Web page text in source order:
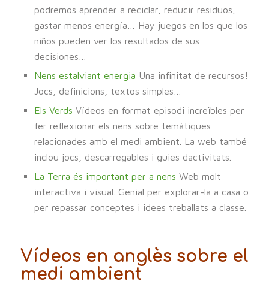
podremos aprender a reciclar, reducir residuos,
gastar menos energía… Hay juegos en los que los
niños pueden ver los resultados de sus
decisiones…
Nens estalviant energia Una infinitat de recursos!
Jocs, definicions, textos simples…
Els Verds Vídeos en format episodi increïbles per
fer reflexionar els nens sobre temàtiques
relacionades amb el medi ambient. La web també
inclou jocs, descarregables i guies dactivitats.
La Terra és important per a nens Web molt
interactiva i visual. Genial per explorar-la a casa o
per repassar conceptes i idees treballats a classe.
Vídeos en anglès sobre el
medi ambient